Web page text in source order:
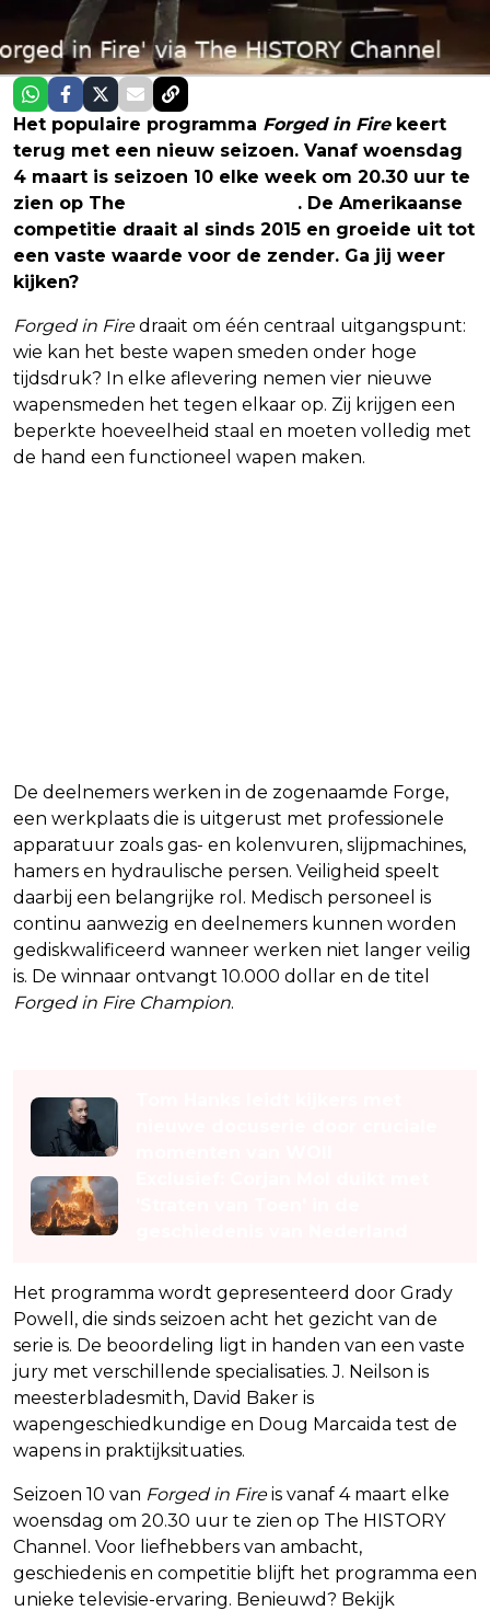
Het populaire programma Forged in Firekeert
terug met een nieuw seizoen. Vanaf woensdag
4 maart is seizoen 10 elke week om 20.30 uur te
zien op The
. De Amerikaanse
competitie draait al sinds 2015 en groeide uit tot
een vaste waarde voor de zender. Ga jij weer
kijken?
Forged in Firedraait om één centraal uitgangspunt:
wie kan het beste wapen smeden onder hoge
tijdsdruk? In elke aflevering nemen vier nieuwe
wapensmeden het tegen elkaar op. Zij krijgen een
beperkte hoeveelheid staal en moeten volledig met
de hand een functioneel wapen maken.
De deelnemers werken in de zogenaamde Forge,
een werkplaats die is uitgerust met professionele
apparatuur zoals gas- en kolenvuren, slijpmachines,
hamers en hydraulische persen. Veiligheid speelt
daarbij een belangrijke rol. Medisch personeel is
continu aanwezig en deelnemers kunnen worden
gediskwalificeerd wanneer werken niet langer veilig
is. De winnaar ontvangt 10.000 dollar en de titel
Forged in Fire Champion.
Het programma wordt gepresenteerd door Grady
Powell, die sinds seizoen acht het gezicht van de
serie is. De beoordeling ligt in handen van een vaste
jury met verschillende specialisaties. J. Neilson is
meesterbladesmith, David Baker is
wapengeschiedkundige en Doug Marcaida test de
wapens in praktijksituaties.
Seizoen 10 van Forged in Fireis vanaf 4 maart elke
woensdag om 20.30 uur te zien op The HISTORY
Channel. Voor liefhebbers van ambacht,
geschiedenis en competitie blijft het programma een
unieke televisie-ervaring. Benieuwd? Bekijk